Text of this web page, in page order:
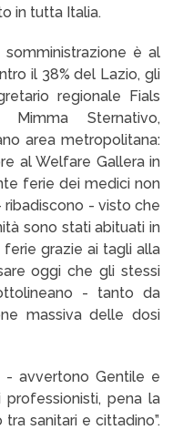
in tutta Italia.
è al
il 38% del Lazio, gli
regionale Fials
Sternativo,
area metropolitana:
al Welfare Gallera in
ferie dei medici non
- visto che
sono stati abituati in
grazie ai tagli alla
oggi che gli stessi
- tanto da
massiva delle dosi
- avvertono Gentile e
pena la
sanitari e cittadino”.